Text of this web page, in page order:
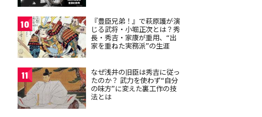
10
『豊臣兄弟！』で萩原護が演
じる武将・小堀正次とは？秀
長・秀吉・家康が重用、“出
家を重ねた実務派”の生涯
11
なぜ浅井の旧臣は秀吉に従っ
たのか？ 武力を使わず“自分
の味方”に変えた裏工作の技
法とは